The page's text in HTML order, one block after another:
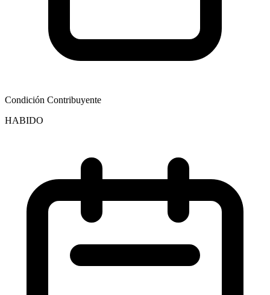
Condición Contribuyente
HABIDO